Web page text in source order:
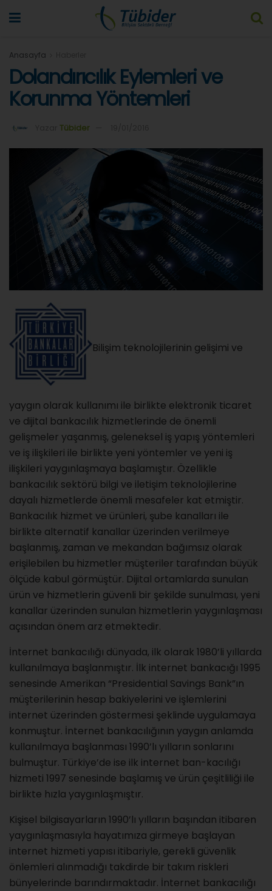
Anasayfa
Dolandırıcılık Eylemleri ve
Korunma Yöntemleri
Tübider
Bilişim teknolojilerinin gelişimi ve
yaygın olarak kullanımı ile birlikte elektronik ticaret
ve dijital bankacılık hizmetlerinde de önemli
gelişmeler yaşanmış, geleneksel iş yapış yöntemleri
ve iş ilişkileri ile birlikte yeni yöntemler ve yeni iş
ilişkileri yaygınlaşmaya başlamıştır. Özellikle
bankacılık sektörü bilgi ve iletişim teknolojilerine
dayalı hizmetlerde önemli mesafeler kat etmiştir.
Bankacılık hizmet ve ürünleri, şube kanalları ile
birlikte alternatif kanallar üzerinden verilmeye
başlanmış, zaman ve mekandan bağımsız olarak
erişilebilen bu hizmetler müşteriler tarafından büyük
ölçüde kabul görmüştür. Dijital ortamlarda sunulan
ürün ve hizmetlerin güvenli bir şekilde sunulması, yeni
kanallar üzerinden sunulan hizmetlerin yaygınlaşması
açısından önem arz etmektedir.
İnternet bankacılığı dünyada, ilk olarak 1980’li yıllarda
kullanılmaya başlanmıştır. İlk internet bankacığı 1995
senesinde Amerikan “Presidential Savings Bank”ın
müşterilerinin hesap bakiyelerini ve işlemlerini
internet üzerinden göstermesi şeklinde uygulamaya
konmuştur. İnternet bankacılığının yaygın anlamda
kullanılmaya başlanması 1990’lı yılların sonlarını
bulmuştur. Türkiye’de ise ilk internet ban-kacılığı
hizmeti 1997 senesinde başlamış ve ürün çeşitliliği ile
birlikte hızla yaygınlaşmıştır.
Kişisel bilgisayarların 1990’lı yılların başından itibaren
yaygınlaşmasıyla hayatımıza girmeye başlayan
internet hizmeti yapısı itibariyle, gerekli güvenlik
önlemleri alınmadığı takdirde bir takım riskleri
bünyelerinde barındırmaktadır. İnternet bankacılığı